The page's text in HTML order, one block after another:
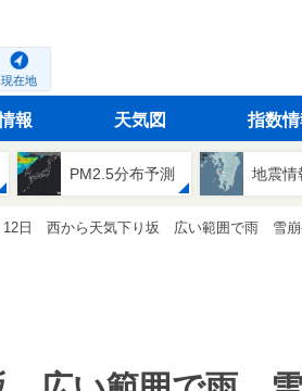
現在地
報 天気図 指数情
PM2.5分布予測 地震情
12日 西から天気下り坂 広い範囲で雨 雪崩